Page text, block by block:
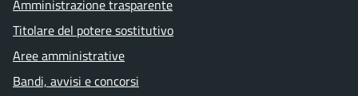
Amministrazione trasparente
Titolare del potere sostitutivo
Aree amministrative
Bandi, avvisi e concorsi